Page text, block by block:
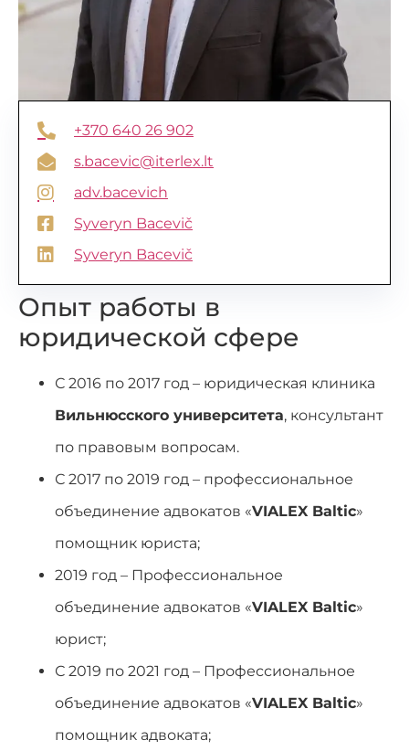
+370 640 26 902
s.bacevic@iterlex.lt
adv.bacevich
Syveryn Bacevič
Syveryn Bacevič
Опыт работы в
юридической сфере
С 2016 по 2017 год – юридическая клиника
Вильнюсского университета, консультант
по правовым вопросам.
С 2017 по 2019 год – профессиональное
объединение адвокатов «VIALEX Baltic»
помощник юриста;
2019 год – Профессиональное
объединение адвокатов «VIALEX Baltic»
юрист;
С 2019 по 2021 год – Профессиональное
объединение адвокатов «VIALEX Baltic»
помощник адвоката;